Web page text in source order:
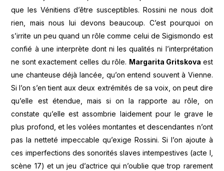
que les Vénitiens d’être susceptibles. Rossini ne nous doit
rien, mais nous lui devons beaucoup. C’est pourquoi on
s’irrite un peu quand un rôle comme celui de Sigismondo est
confié à une interprète dont ni les qualités ni l’interprétation
ne sont exactement celles du rôle. Margarita Gritskova est
une chanteuse déjà lancée, qu’on entend souvent à Vienne.
Si l’on s’en tient aux deux extrémités de sa voix, on peut dire
qu’elle est étendue, mais si on la rapporte au rôle, on
constate qu’elle est assombrie laidement pour le grave le
plus profond, et les volées montantes et descendantes n’ont
pas la netteté impeccable qu’exige Rossini. Si l’on ajoute à
ces imperfections des sonorités slaves intempestives (acte I,
scène 17) et un jeu d’actrice qui n’oublie que trop rarement